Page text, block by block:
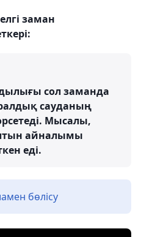
заман
сол заманда
сауданың
Мысалы,
айналымы
еді.
бөлісу